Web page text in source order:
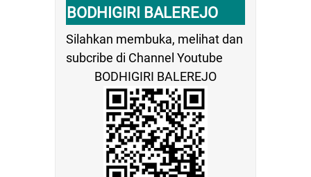
BODHIGIRI BALEREJO
Silahkan membuka, melihat dan
subcribe di Channel Youtube
BODHIGIRI BALEREJO